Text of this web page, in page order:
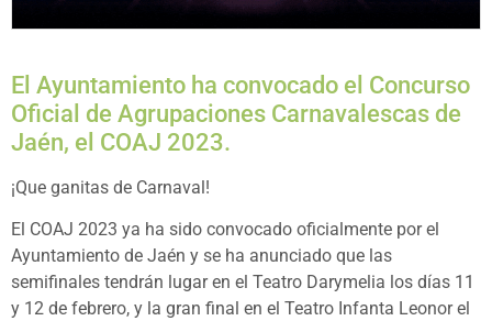
El Ayuntamiento ha convocado el Concurso
Oficial de Agrupaciones Carnavalescas de
Jaén, el COAJ 2023.
¡Que ganitas de Carnaval!
El COAJ 2023 ya ha sido convocado oficialmente por el
Ayuntamiento de Jaén y se ha anunciado que las
semifinales tendrán lugar en el Teatro Darymelia los días 11
y 12 de febrero, y la gran final en el Teatro Infanta Leonor el